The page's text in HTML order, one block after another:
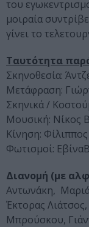
του
μοιραία
γίνει το
Ταυτότητα
Σκηνοθεσία:
Μετάφραση:
Σκηνικά /
Μουσική: Νίκος
Κίνηση:
Φωτισμοί:
Διανομή (με
Αντωνάκη,
Έκτορας
Μπρούσκου,